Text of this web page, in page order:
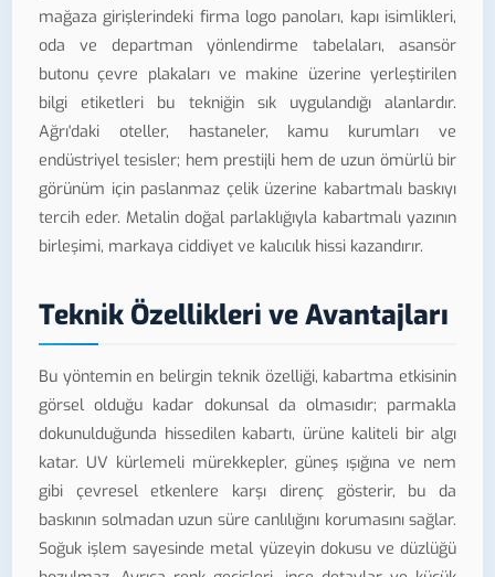
mağaza girişlerindeki firma logo panoları, kapı isimlikleri,
oda ve departman yönlendirme tabelaları, asansör
butonu çevre plakaları ve makine üzerine yerleştirilen
bilgi etiketleri bu tekniğin sık uygulandığı alanlardır.
Ağrı'daki oteller, hastaneler, kamu kurumları ve
endüstriyel tesisler; hem prestijli hem de uzun ömürlü bir
görünüm için paslanmaz çelik üzerine kabartmalı baskıyı
tercih eder. Metalin doğal parlaklığıyla kabartmalı yazının
birleşimi, markaya ciddiyet ve kalıcılık hissi kazandırır.
Teknik Özellikleri ve Avantajları
Bu yöntemin en belirgin teknik özelliği, kabartma etkisinin
görsel olduğu kadar dokunsal da olmasıdır; parmakla
dokunulduğunda hissedilen kabartı, ürüne kaliteli bir algı
katar. UV kürlemeli mürekkepler, güneş ışığına ve nem
gibi çevresel etkenlere karşı direnç gösterir, bu da
baskının solmadan uzun süre canlılığını korumasını sağlar.
Soğuk işlem sayesinde metal yüzeyin dokusu ve düzlüğü